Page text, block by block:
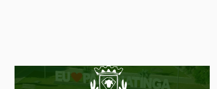
[alt+4]
Seção do Rodapé e Ouvidoria/